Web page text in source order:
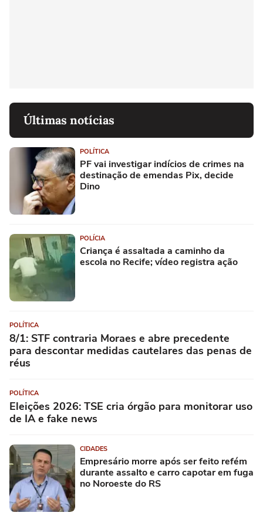
Últimas notícias
POLÍTICA
PF vai investigar indícios de crimes na
destinação de emendas Pix, decide
Dino
POLÍCIA
Criança é assaltada a caminho da
escola no Recife; vídeo registra ação
POLÍTICA
8/1: STF contraria Moraes e abre precedente
para descontar medidas cautelares das penas de
réus
POLÍTICA
Eleições 2026: TSE cria órgão para monitorar uso
de IA e fake news
CIDADES
Empresário morre após ser feito refém
durante assalto e carro capotar em fuga
no Noroeste do RS